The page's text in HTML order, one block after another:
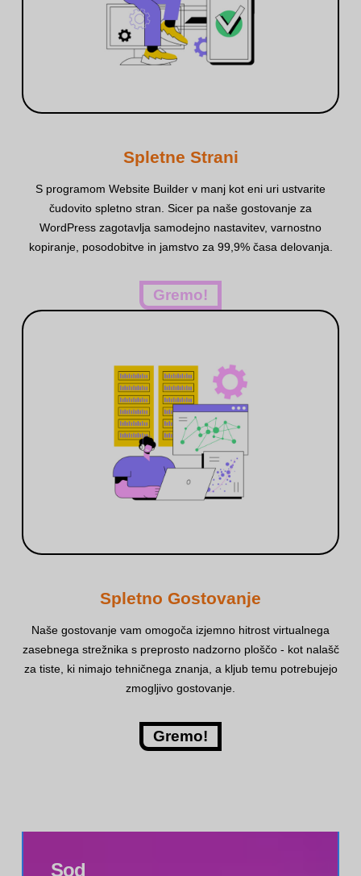
Spletne Strani
S programom Website Builder v manj kot eni uri ustvarite
čudovito spletno stran. Sicer pa naše gostovanje za
WordPress zagotavlja samodejno nastavitev, varnostno
kopiranje, posodobitve in jamstvo za 99,9% časa delovanja.
Gremo!
Spletno Gostovanje
Naše gostovanje vam omogoča izjemno hitrost virtualnega
zasebnega strežnika s preprosto nadzorno ploščo - kot nalašč
za tiste, ki nimajo tehničnega znanja, a kljub temu potrebujejo
zmogljivo gostovanje.
Gremo!
Sod